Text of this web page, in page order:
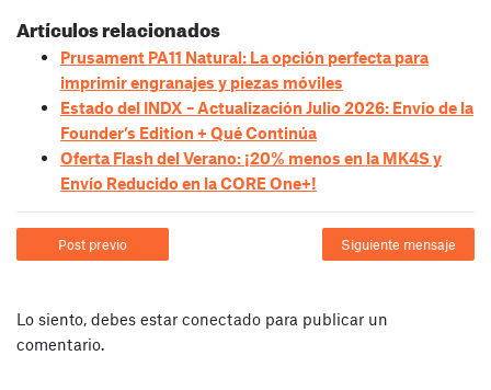
Artículos relacionados
Prusament PA11 Natural: La opción perfecta para
imprimir engranajes y piezas móviles
Estado del INDX – Actualización Julio 2026: Envío de la
Founder’s Edition + Qué Continúa
Oferta Flash del Verano: ¡20% menos en la MK4S y
Envío Reducido en la CORE One+!
Post previo Siguiente mensaje
Lo siento, debes estar conectado para publicar un
comentario.